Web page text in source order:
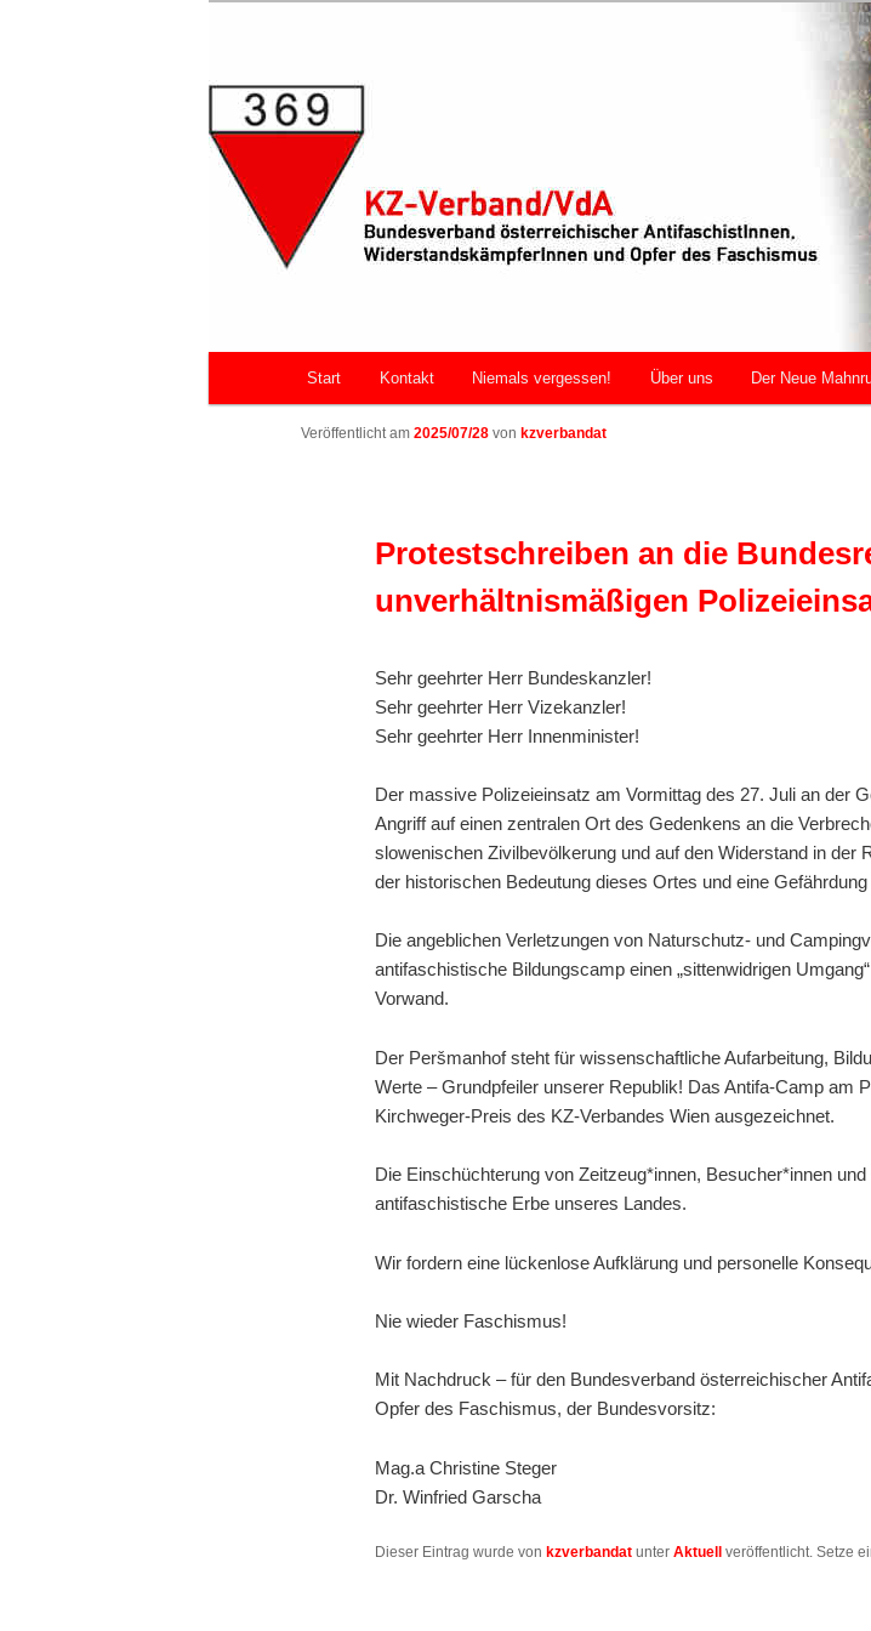
KZ-Verband/VdA
Bundesverband österreichischer AntifaschistInnen,
Start Kontakt Niemals vergessen! Über uns Der Neue
Protestschreiben an die
unverhältnismäßigen
Veröffentlicht am 2025/07/28 von kzverbandat
Sehr geehrter Herr Bundeskanzler!
Sehr geehrter Herr Vizekanzler!
Sehr geehrter Herr Innenminister!
Der massive Polizeieinsatz am Vormittag des 27. Juli an der
Angriff auf einen zentralen Ort des Gedenkens an die
slowenischen Zivilbevölkerung und auf den Widerstand in der
der historischen Bedeutung dieses Ortes und eine
Die angeblichen Verletzungen von Naturschutz- und
antifaschistische Bildungscamp einen „sittenwidrigen
Vorwand.
Der Peršmanhof steht für wissenschaftliche Aufarbeitung,
Werte – Grundpfeiler unserer Republik! Das Antifa-Camp am
Kirchweger-Preis des KZ-Verbandes Wien ausgezeichnet.
Die Einschüchterung von Zeitzeug*innen, Besucher*innen
antifaschistische Erbe unseres Landes.
Wir fordern eine lückenlose Aufklärung und personelle
Nie wieder Faschismus!
Mit Nachdruck – für den Bundesverband österreichischer
Opfer des Faschismus, der Bundesvorsitz:
Mag.a Christine Steger
Dr. Winfried Garscha
Dieser Eintrag wurde von kzverbandat unterAktuell veröffentlicht. Setze